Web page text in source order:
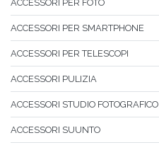
ACCESSORI PER FOTO
ACCESSORI PER SMARTPHONE
ACCESSORI PER TELESCOPI
ACCESSORI PULIZIA
ACCESSORI STUDIO FOTOGRAFICO
ACCESSORI SUUNTO